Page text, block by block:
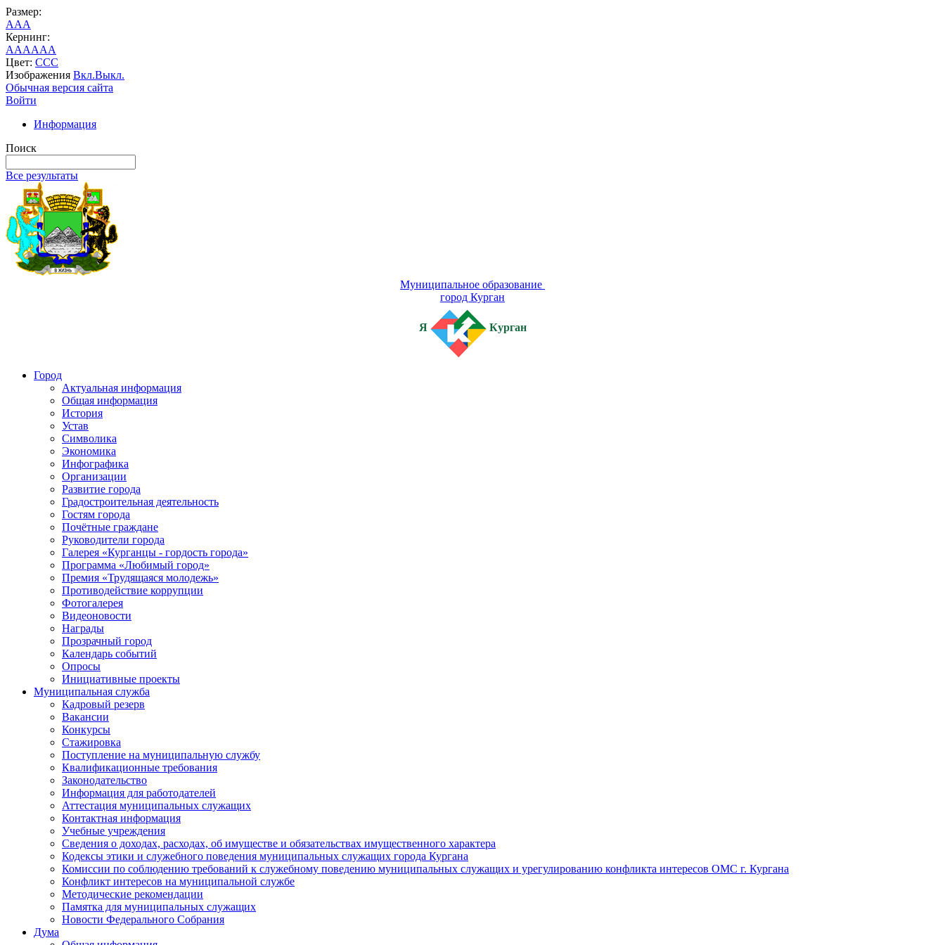
Размер:
AAA
Кернинг:
AAAAAA
Цвет: CCC
Изображения Вкл.Выкл.
Обычная версия сайта
Войти
Информация
Поиск
Все результаты
Муниципальное образование
город Курган
Я Курган
Город
Актуальная информация
Общая информация
История
Устав
Символика
Экономика
Инфографика
Организации
Развитие города
Градостроительная деятельность
Гостям города
Почётные граждане
Руководители города
Галерея «Курганцы - гордость города»
Программа «Любимый город»
Премия «Трудящаяся молодежь»
Противодействие коррупции
Фотогалерея
Видеоновости
Награды
Прозрачный город
Календарь событий
Опросы
Инициативные проекты
Муниципальная служба
Кадровый резерв
Вакансии
Конкурсы
Стажировка
Поступление на муниципальную службу
Квалификационные требования
Законодательство
Информация для работодателей
Аттестация муниципальных служащих
Контактная информация
Учебные учреждения
Сведения о доходах, расходах, об имуществе и обязательствах имущественного характера
Кодексы этики и служебного поведения муниципальных служащих города Кургана
Комиссии по соблюдению требований к служебному поведению муниципальных служащих и урегулированию конфликта интересов ОМС г. Кургана
Конфликт интересов на муниципальной службе
Методические рекомендации
Памятка для муниципальных служащих
Новости Федерального Cобрания
Дума